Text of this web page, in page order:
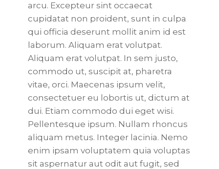
arcu. Excepteur sint occaecat
cupidatat non proident, sunt in culpa
qui officia deserunt mollit anim id est
laborum. Aliquam erat volutpat.
Aliquam erat volutpat. In sem justo,
commodo ut, suscipit at, pharetra
vitae, orci. Maecenas ipsum velit,
consectetuer eu lobortis ut, dictum at
dui. Etiam commodo dui eget wisi.
Pellentesque ipsum. Nullam rhoncus
aliquam metus. Integer lacinia. Nemo
enim ipsam voluptatem quia voluptas
sit aspernatur aut odit aut fugit, sed